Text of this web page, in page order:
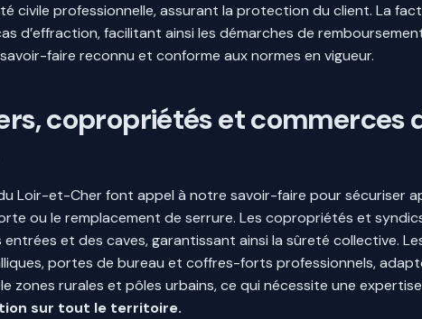
civile professionnelle, assurant la protection du client. La
d’effraction, facilitant ainsi les démarches de
faire reconnu et conforme aux normes en vigueur.
copropriétés et
Loir-et-Cher font appel à notre savoir-faire pour sécuriser
ou le remplacement de serrure. Les copropriétés et
et des caves, garantissant ainsi la sûreté collective.
portes de bureau et coffres-forts professionnels,
zones rurales et pôles urbains, ce qui nécessite une
sur tout le territoire.